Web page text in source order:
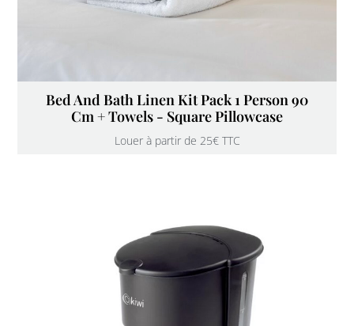
Bed And Bath Linen Kit Pack 1 Person 90
Cm + Towels - Square Pillowcase
Louer à partir de 25€ TTC